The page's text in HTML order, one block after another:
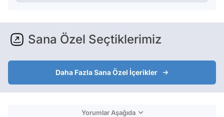
Sana Özel Seçtiklerimiz
Daha Fazla Sana Özel İçerikler
Yorumlar Aşağıda